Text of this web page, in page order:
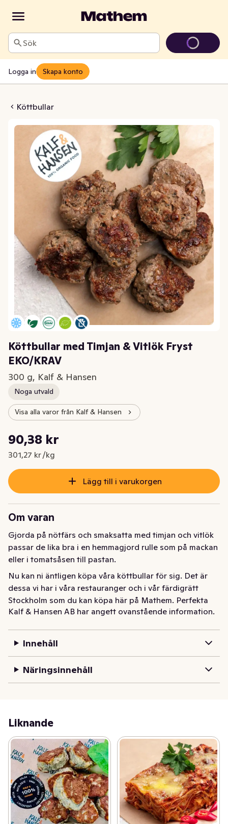
Sök
Logga in Skapa konto
Köttbullar
& Vitlök Fryst EKO/KRAV
Köttbullar med Timjan & Vitlök Fryst
EKO/KRAV
300 g, Kalf & Hansen
Noga utvald
Visa alla varor från Kalf & Hansen
Nuvarande pris är: 90,38 kr
90,38 kr
301,27 kr /kg
Styckpris: 301,27 kr /kg
Lägg till i varukorgen
Om varan
Gjorda på nötfärs och smaksatta med timjan och vitlök
passar de lika bra i en hemmagjord rulle som på mackan
eller i tomatsåsen till pastan.
Nu kan ni äntligen köpa våra köttbullar för sig. Det är
dessa vi har i våra restauranger och i vår färdigrätt
Stockholm som du kan köpa här på Mathem. Perfekta
att ha hemma i frysen och ta fram när du vill ha något
Kalf & Hansen AB har angett ovanstående information.
Innehåll
Näringsinnehåll
Liknande